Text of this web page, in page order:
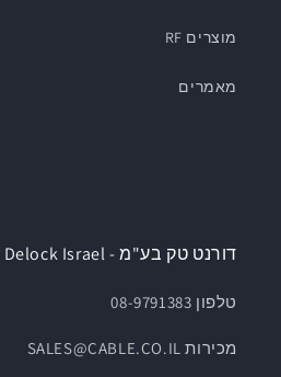
מוצרים RF
מאמרים
דורנט טק בע"מ - Delock Israel
טלפון 08-9791383
מכירות SALES@CABLE.CO.IL